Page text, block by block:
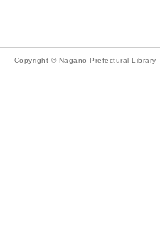
Copyright © Nagano Prefectural Library